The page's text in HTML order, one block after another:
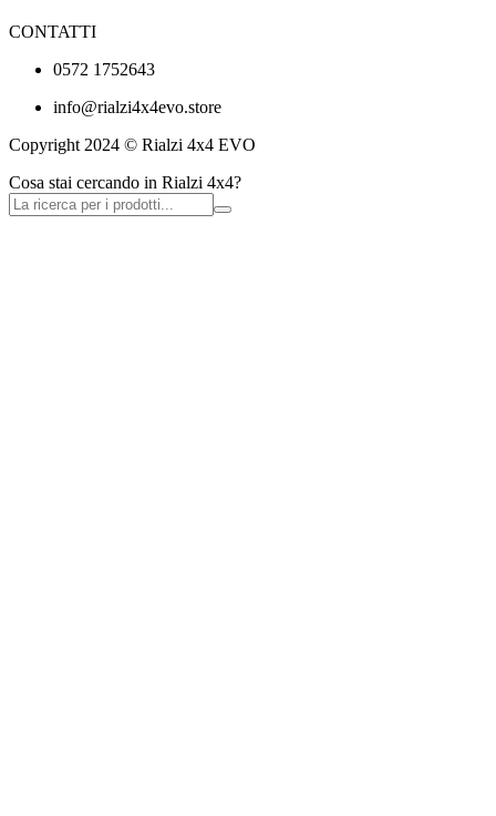
CONTATTI
0572 1752643
info@rialzi4x4evo.store
Copyright 2024 © Rialzi 4x4 EVO
Cosa stai cercando in Rialzi 4x4?